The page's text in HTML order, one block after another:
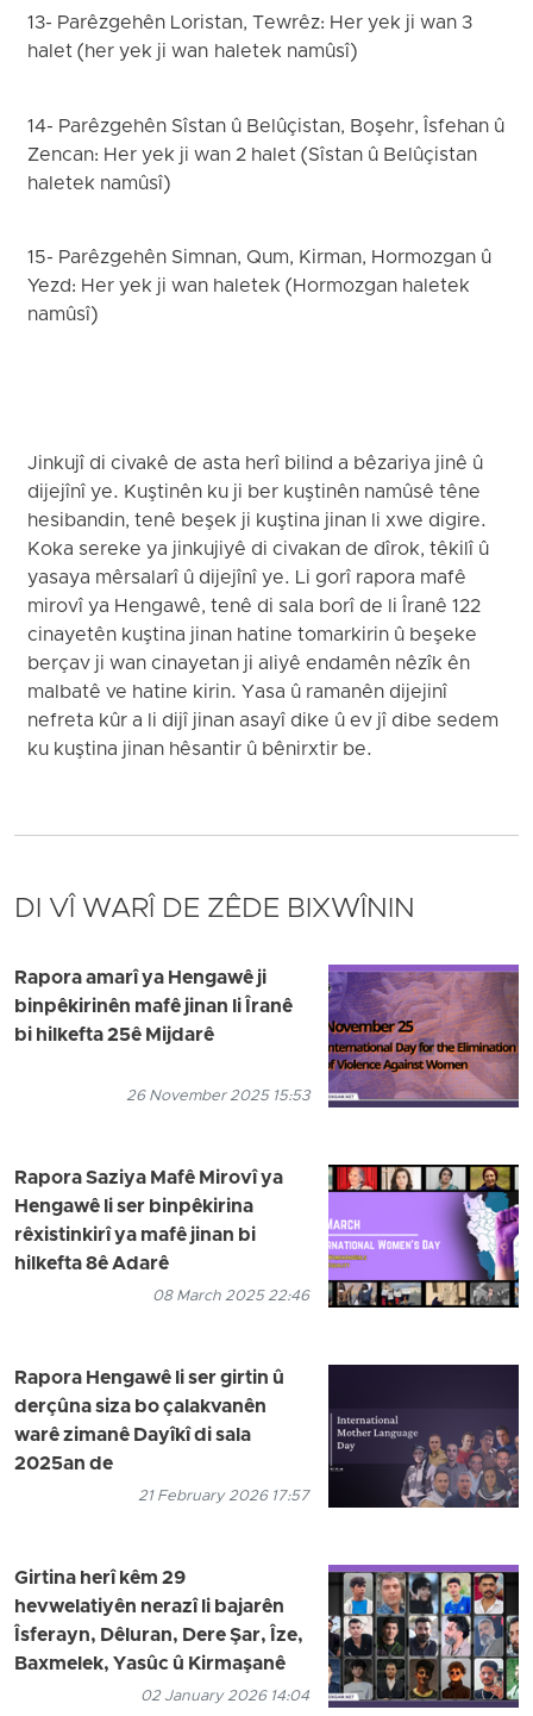
13- Parêzgehên Loristan, Tewrêz: Her yek ji wan 3
halet (her yek ji wan haletek namûsî)
14- Parêzgehên Sîstan û Belûçistan, Boşehr, Îsfehan û
Zencan: Her yek ji wan 2 halet (Sîstan û Belûçistan
haletek namûsî)
15- Parêzgehên Simnan, Qum, Kirman, Hormozgan û
Yezd: Her yek ji wan haletek (Hormozgan haletek
namûsî)
Jinkujî di civakê de asta herî bilind a bêzariya jinê û
dijejînî ye. Kuştinên ku ji ber kuştinên namûsê têne
hesibandin, tenê beşek ji kuştina jinan li xwe digire.
Koka sereke ya jinkujiyê di civakan de dîrok, têkilî û
yasaya mêrsalarî û dijejînî ye. Li gorî rapora mafê
mirovî ya Hengawê, tenê di sala borî de li Îranê 122
cinayetên kuştina jinan hatine tomarkirin û beşeke
berçav ji wan cinayetan ji aliyê endamên nêzîk ên
malbatê ve hatine kirin. Yasa û ramanên dijejinî
nefreta kûr a li dijî jinan asayî dike û ev jî dibe sedem
ku kuştina jinan hêsantir û bênirxtir be.
DI VÎ WARÎ DE ZÊDE BIXWÎNIN
Rapora amarî ya Hengawê ji
binpêkirinên mafê jinan li Îranê
bi hilkefta 25ê Mijdarê
26 November 2025 15:53
Rapora Saziya Mafê Mirovî ya
Hengawê li ser binpêkirina
rêxistinkirî ya mafê jinan bi
hilkefta 8ê Adarê
08 March 2025 22:46
Rapora Hengawê li ser girtin û
derçûna siza bo çalakvanên
warê zimanê Dayîkî di sala
2025an de
21 February 2026 17:57
Girtina herî kêm 29
hevwelatiyên nerazî li bajarên
Îsferayn, Dêluran, Dere Şar, Îze,
Baxmelek, Yasûc û Kirmaşanê
02 January 2026 14:04